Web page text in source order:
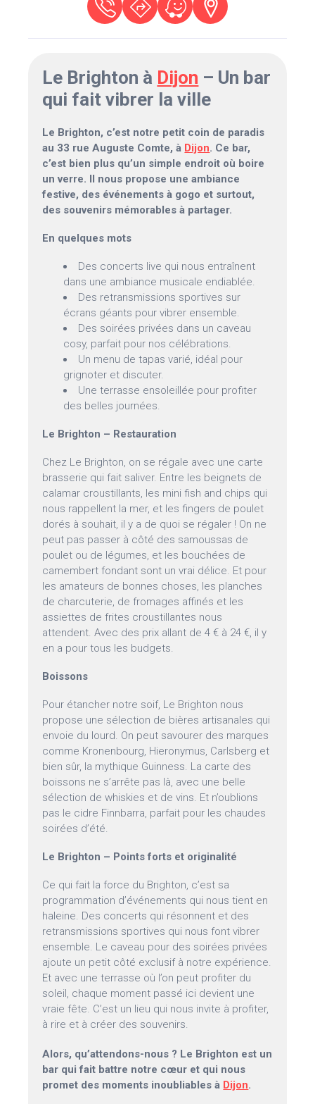
Le Brighton à Dijon – Un bar
qui fait vibrer la ville
Le Brighton, c’est notre petit coin de paradis
au 33 rue Auguste Comte, à Dijon. Ce bar,
c’est bien plus qu’un simple endroit où boire
un verre. Il nous propose une ambiance
festive, des événements à gogo et surtout,
des souvenirs mémorables à partager.
En quelques mots
Des concerts live qui nous entraînent
dans une ambiance musicale endiablée.
Des retransmissions sportives sur
écrans géants pour vibrer ensemble.
Des soirées privées dans un caveau
cosy, parfait pour nos célébrations.
Un menu de tapas varié, idéal pour
grignoter et discuter.
Une terrasse ensoleillée pour profiter
des belles journées.
Le Brighton – Restauration
Chez Le Brighton, on se régale avec une carte
brasserie qui fait saliver. Entre les beignets de
calamar croustillants, les mini fish and chips qui
nous rappellent la mer, et les fingers de poulet
dorés à souhait, il y a de quoi se régaler ! On ne
peut pas passer à côté des samoussas de
poulet ou de légumes, et les bouchées de
camembert fondant sont un vrai délice. Et pour
les amateurs de bonnes choses, les planches
de charcuterie, de fromages affinés et les
assiettes de frites croustillantes nous
attendent. Avec des prix allant de 4 € à 24 €, il y
en a pour tous les budgets.
Boissons
Pour étancher notre soif, Le Brighton nous
propose une sélection de bières artisanales qui
envoie du lourd. On peut savourer des marques
comme Kronenbourg, Hieronymus, Carlsberg et
bien sûr, la mythique Guinness. La carte des
boissons ne s’arrête pas là, avec une belle
sélection de whiskies et de vins. Et n’oublions
pas le cidre Finnbarra, parfait pour les chaudes
soirées d’été.
Le Brighton – Points forts et originalité
Ce qui fait la force du Brighton, c’est sa
programmation d’événements qui nous tient en
haleine. Des concerts qui résonnent et des
retransmissions sportives qui nous font vibrer
ensemble. Le caveau pour des soirées privées
ajoute un petit côté exclusif à notre expérience.
Et avec une terrasse où l’on peut profiter du
soleil, chaque moment passé ici devient une
vraie fête. C’est un lieu qui nous invite à profiter,
à rire et à créer des souvenirs.
Alors, qu’attendons-nous ? Le Brighton est un
bar qui fait battre notre cœur et qui nous
promet des moments inoubliables à Dijon.